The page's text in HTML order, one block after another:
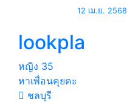
12 เม.ย. 2568
lookpla
หญิง 35
หาเพื่อนคุยคะ
ชลบุรี